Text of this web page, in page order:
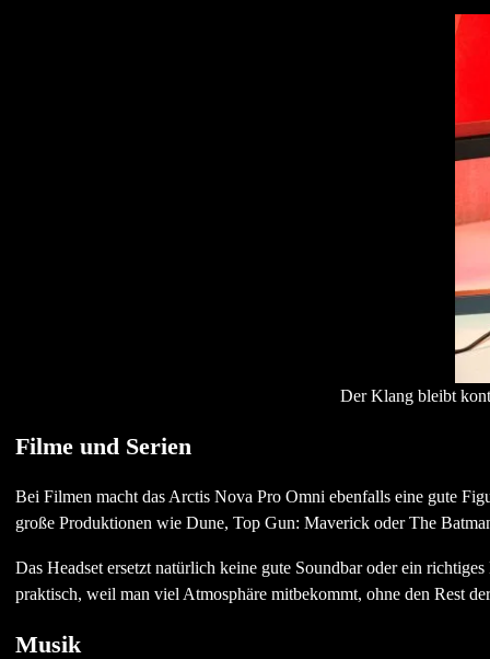
Der Klang bleibt
Filme und Serien
Bei Filmen macht das Arctis Nova Pro Omni ebenfalls eine gute
große Produktionen wie Dune, Top Gun: Maverick oder The
Das Headset ersetzt natürlich keine gute Soundbar oder ein
praktisch, weil man viel Atmosphäre mitbekommt, ohne den Rest
Musik